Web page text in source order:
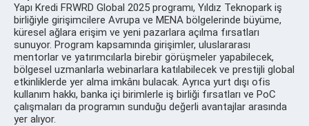
Yapı Kredi FRWRD Global 2025 programı, Yıldız Teknopark iş
birliğiyle girişimcilere Avrupa ve MENA bölgelerinde büyüme,
küresel ağlara erişim ve yeni pazarlara açılma fırsatları
sunuyor. Program kapsamında girişimler, uluslararası
mentorlar ve yatırımcılarla birebir görüşmeler yapabilecek,
bölgesel uzmanlarla webinarlara katılabilecek ve prestijli global
etkinliklerde yer alma imkânı bulacak. Ayrıca yurt dışı ofis
kullanım hakkı, banka içi birimlerle iş birliği fırsatları ve PoC
çalışmaları da programın sunduğu değerli avantajlar arasında
yer alıyor.